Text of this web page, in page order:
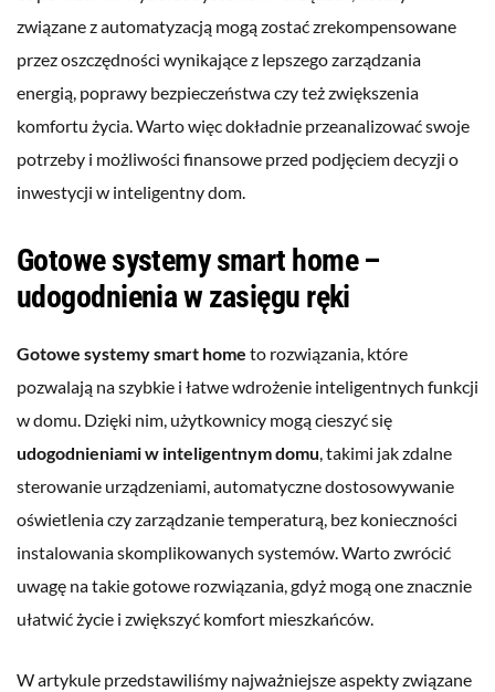
związane z automatyzacją mogą zostać zrekompensowane
przez oszczędności wynikające z lepszego zarządzania
energią, poprawy bezpieczeństwa czy też zwiększenia
komfortu życia. Warto więc dokładnie przeanalizować swoje
potrzeby i możliwości finansowe przed podjęciem decyzji o
inwestycji w inteligentny dom.
Gotowe systemy smart home –
udogodnienia w zasięgu ręki
Gotowe systemy smart home to rozwiązania, które
pozwalają na szybkie i łatwe wdrożenie inteligentnych funkcji
w domu. Dzięki nim, użytkownicy mogą cieszyć się
udogodnieniami w inteligentnym domu, takimi jak zdalne
sterowanie urządzeniami, automatyczne dostosowywanie
oświetlenia czy zarządzanie temperaturą, bez konieczności
instalowania skomplikowanych systemów. Warto zwrócić
uwagę na takie gotowe rozwiązania, gdyż mogą one znacznie
ułatwić życie i zwiększyć komfort mieszkańców.
W artykule przedstawiliśmy najważniejsze aspekty związane